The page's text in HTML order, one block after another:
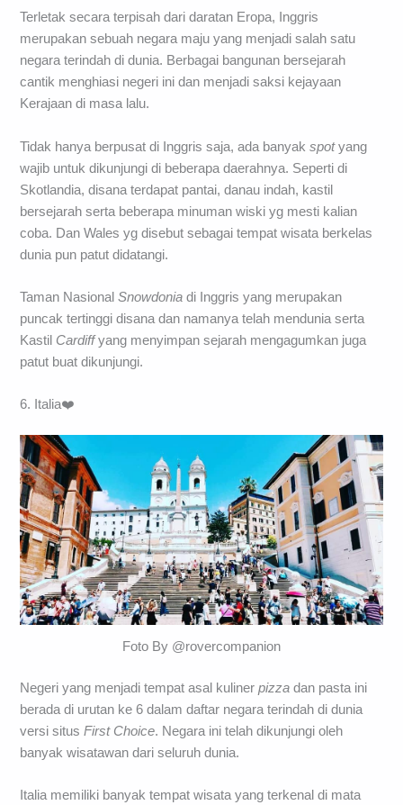
Terletak secara terpisah dari daratan Eropa, Inggris
merupakan sebuah negara maju yang menjadi salah satu
negara terindah di dunia. Berbagai bangunan bersejarah
cantik menghiasi negeri ini dan menjadi saksi kejayaan
Kerajaan di masa lalu.
Tidak hanya berpusat di Inggris saja, ada banyakspotyang
wajib untuk dikunjungi di beberapa daerahnya. Seperti di
Skotlandia, disana terdapat pantai, danau indah, kastil
bersejarah serta beberapa minuman wiski yg mesti kalian
coba. Dan Wales yg disebut sebagai tempat wisata berkelas
dunia pun patut didatangi.
Taman NasionalSnowdonia di Inggris yang merupakan
puncak tertinggi disana dan namanya telah mendunia serta
Kastil Cardiffyang menyimpan sejarah mengagumkan juga
patut buat dikunjungi.
6. Italia❤️
Foto By @rovercompanion
Negeri yang menjadi tempat asal kulinerpizza dan pasta ini
berada di urutan ke 6 dalam daftar negara terindah di dunia
versi situsFirst Choice. Negara ini telah dikunjungi oleh
banyak wisatawan dari seluruh dunia.
Italia memiliki banyak tempat wisata yang terkenal di mata